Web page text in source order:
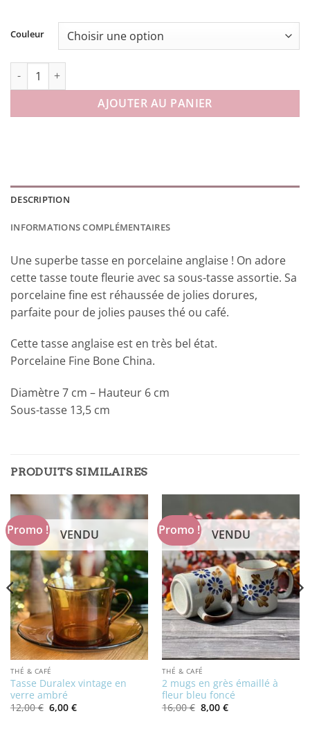
Couleur
quantité de Tasse fleurie anglaise
AJOUTER AU PANIER
DESCRIPTION
INFORMATIONS COMPLÉMENTAIRES
Une superbe tasse en porcelaine anglaise ! On adore
cette tasse toute fleurie avec sa sous-tasse assortie. Sa
porcelaine fine est réhaussée de jolies dorures,
parfaite pour de jolies pauses thé ou café.
Cette tasse anglaise est en très bel état.
Porcelaine Fine Bone China.
Diamètre 7 cm – Hauteur 6 cm
Sous-tasse 13,5 cm
PRODUITS SIMILAIRES
Promo ! VENDU
THÉ & CAFÉ
Tasse Duralex vintage en
verre ambré
12,00€ Le
prix
6,00 €Le
Promo ! VENDU
THÉ & CAFÉ
2 mugs en grès émaillé à
fleur bleu foncé
16,00€ Le
prix
8,00 €Le